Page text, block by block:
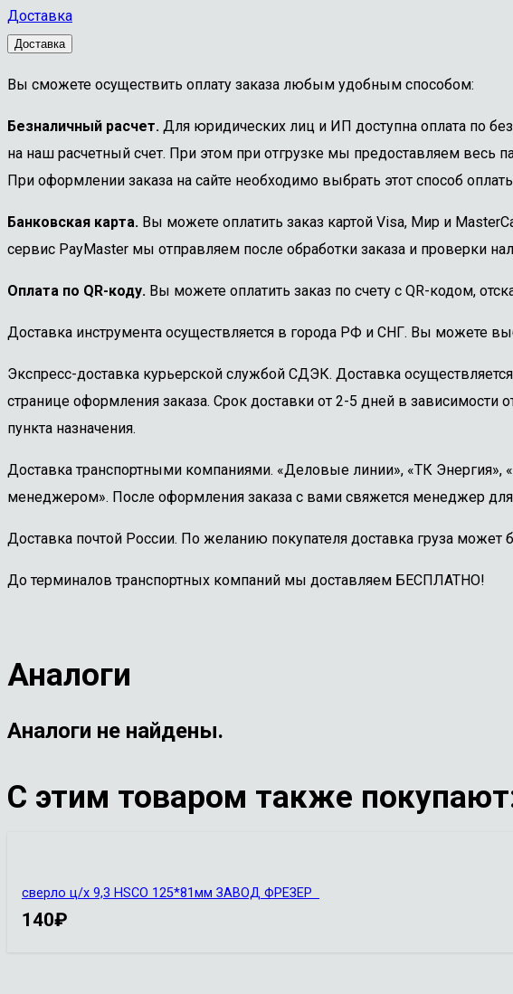
Доставка
Доставка
Вы сможете осуществить оплату заказа любым удобным способом:
Безналичный расчет. Для юридических лиц и ИП доступна оплата по
на наш расчетный счет. При этом при отгрузке мы предоставляем весь
При оформлении заказа на сайте необходимо выбрать этот способ
Банковская карта. Вы можете оплатить заказ картой Visa, Мир и
сервис PayMaster мы отправляем после обработки заказа и проверки
Оплата по QR-коду. Вы можете оплатить заказ по счету с QR-кодом,
Доставка инструмента осуществляется в города РФ и СНГ. Вы можете
Экспресс-доставка курьерской службой СДЭК. Доставка
странице оформления заказа. Срок доставки от 2-5 дней в зависимости
пункта назначения.
Доставка транспортными компаниями. «Деловые линии», «ТК Энергия»,
менеджером». После оформления заказа с вами свяжется менеджер для
Доставка почтой России. По желанию покупателя доставка груза может
До терминалов транспортных компаний мы доставляем БЕСПЛАТНО!
Аналоги
Аналоги не найдены.
С этим товаром также
сверло ц/х 9,3 HSCO 125*81мм ЗАВОД ФРЕЗЕР
140₽